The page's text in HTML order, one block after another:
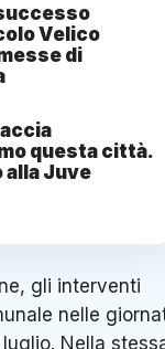
Velico
di
questa città.
alla Juve
gli interventi
nelle
Nella